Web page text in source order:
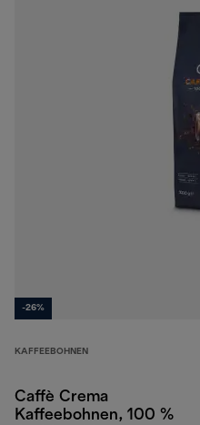
-26%
KAFFEEBOHNEN
Caffè Crema
Kaffeebohnen, 100 %